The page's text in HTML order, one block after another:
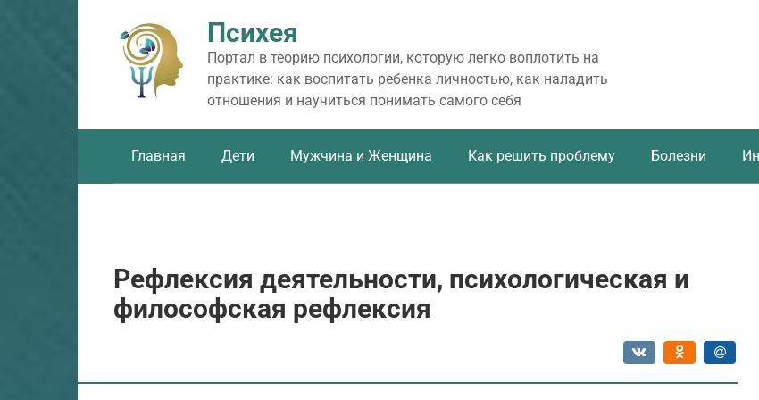
Психея
Портал в теорию психологии, которую легко воплотить на
практике: как воспитать ребенка личностью, как наладить
отношения и научиться понимать самого себя
Главная Дети Мужчина и Женщина Как решить проблему Болезни
Рефлексия деятельности, психологическая и
философская рефлексия